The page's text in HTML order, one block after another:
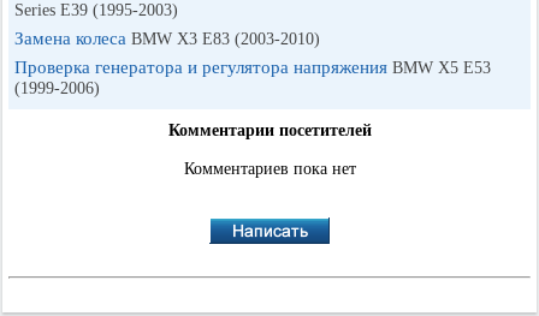
Series E39 (1995-2003)
Замена колеса BMW X3 E83 (2003-2010)
Проверка генератора и регулятора напряжения BMW X5 E53
(1999-2006)
Комментарии посетителей
Комментариев пока нет